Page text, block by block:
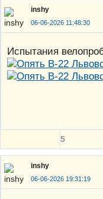
inshy
06-06-2026 11:48:30
Испытания
5
inshy
06-06-2026 19:31:19